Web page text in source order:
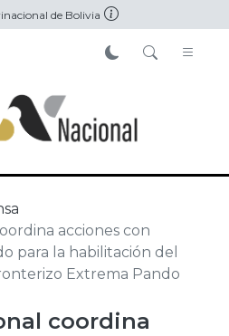
de Bolivia
acciones con
para la habilitación del
Extrema Pando
coordina